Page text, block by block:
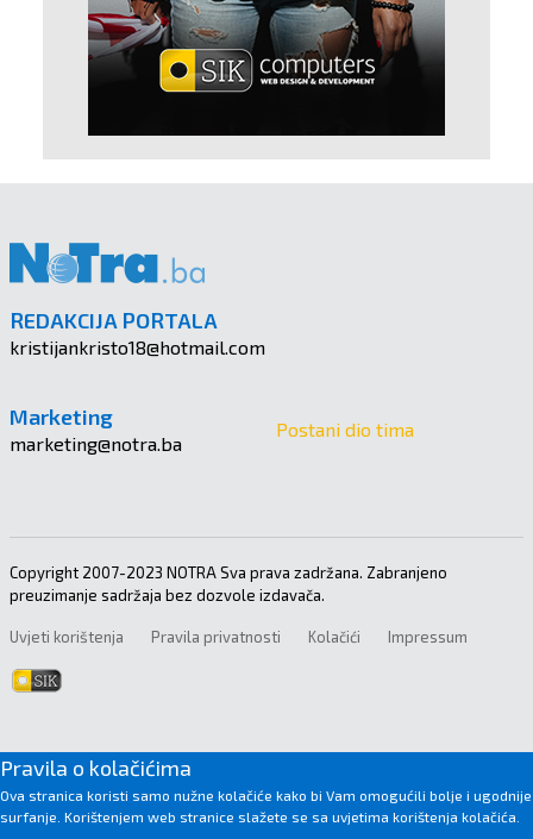
REDAKCIJA PORTALA
kristijankristo18@hotmail.com
Marketing
marketing@notra.ba
Postani dio tima
Copyright 2007-2023 NOTRA Sva prava zadržana. Zabranjeno
preuzimanje sadržaja bez dozvole izdavača.
Uvjeti korištenja Pravila privatnosti Kolačići Impressum
Pravila o kolačićima
Ova stranica koristi samo nužne kolačiće kako bi Vam omogućili bolje i ugodnije
surfanje. Korištenjem web stranice slažete se sa uvjetima korištenja kolačića.